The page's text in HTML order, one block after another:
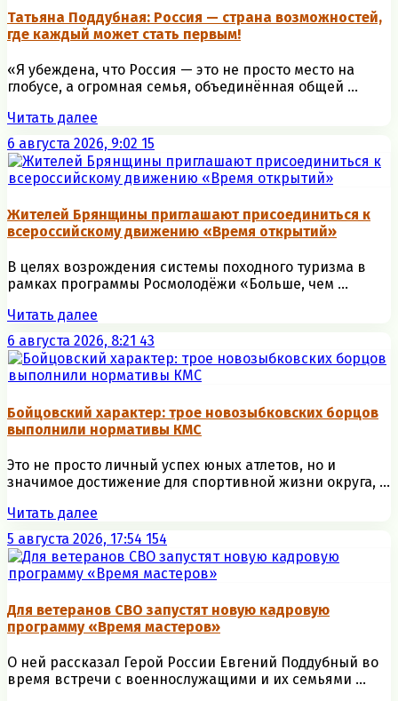
Татьяна Поддубная: Россия — страна возможностей,
где каждый может стать первым!
«Я убеждена, что Россия — это не просто место на
глобусе, а огромная семья, объединённая общей ...
Читать далее
6 августа 2026, 9:02 15
Жителей Брянщины приглашают присоединиться к
всероссийскому движению «Время открытий»
В целях возрождения системы походного туризма в
рамках программы Росмолодёжи «Больше, чем ...
Читать далее
6 августа 2026, 8:21 43
Бойцовский характер: трое новозыбковских борцов
выполнили нормативы КМС
Это не просто личный успех юных атлетов, но и
значимое достижение для спортивной жизни округа, ...
Читать далее
5 августа 2026, 17:54 154
Для ветеранов СВО запустят новую кадровую
программу «Время мастеров»
О ней рассказал Герой России Евгений Поддубный во
время встречи с военнослужащими и их семьями ...